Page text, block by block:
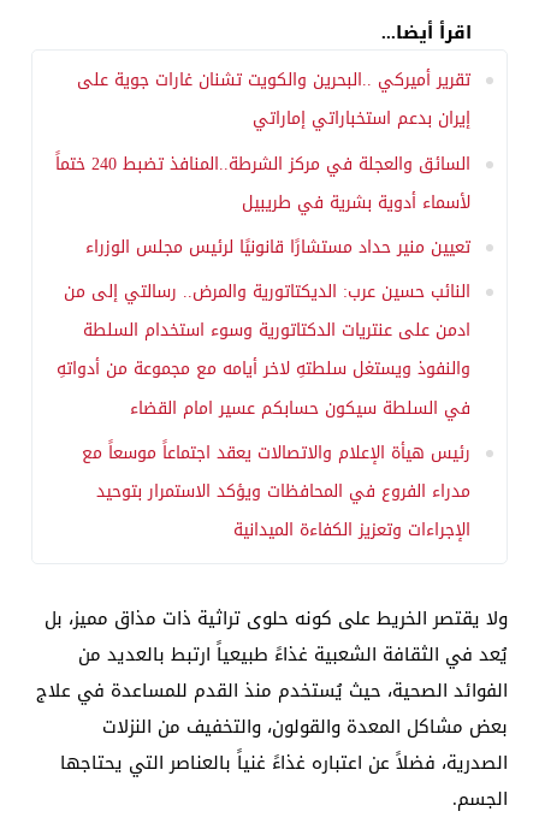
اقرأ أيضا...
تقرير أميركي ..البحرين والكويت تشنان غارات جوية على
إيران بدعم استخباراتي إماراتي
السائق والعجلة في مركز الشرطة..المنافذ تضبط 240 ختماً
لأسماء أدوية بشرية في طريبيل
تعيين منير حداد مستشارًا قانونيًا لرئيس مجلس الوزراء
النائب حسين عرب: الديكتاتورية والمرض.. رسالتي إلى من
ادمن على عنتريات الدكتاتورية وسوء استخدام السلطة
والنفوذ ويستغل سلطتهِ لاخر أيامه مع مجموعة من أدواتهِ
في السلطة سيكون حسابكم عسير امام القضاء
رئيس هيأة الإعلام والاتصالات يعقد اجتماعاً موسعاً مع
مدراء الفروع في المحافظات ويؤكد الاستمرار بتوحيد
الإجراءات وتعزيز الكفاءة الميدانية
ولا يقتصر الخريط على كونه حلوى تراثية ذات مذاق مميز، بل
يُعد في الثقافة الشعبية غذاءً طبيعياً ارتبط بالعديد من
الفوائد الصحية، حيث يُستخدم منذ القدم للمساعدة في علاج
بعض مشاكل المعدة والقولون، والتخفيف من النزلات
الصدرية، فضلاً عن اعتباره غذاءً غنياً بالعناصر التي يحتاجها
الجسم.